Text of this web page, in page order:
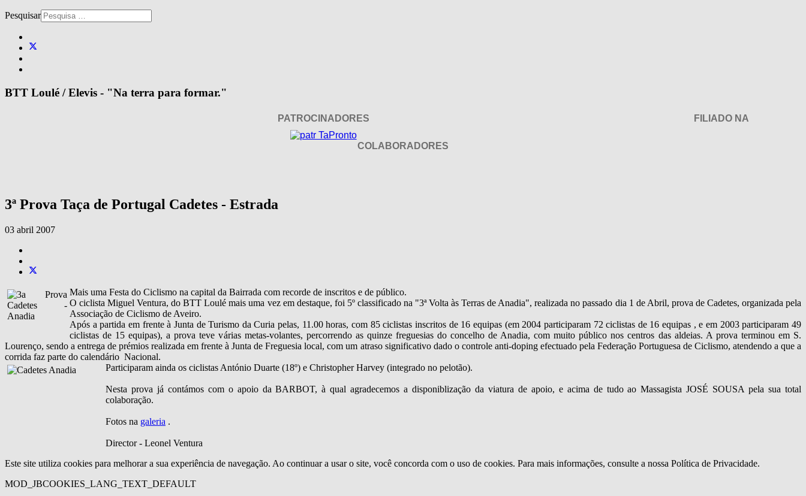
Pesquisar
BTT Loulé / Elevis - "Na terra para formar."
PATROCINADORES FILIADO NA
COLABORADORES
3ª Prova Taça de Portugal Cadetes - Estrada
03 abril 2007
Mais uma Festa do Ciclismo na capital da Bairrada com recorde de inscritos e de público.
O ciclista Miguel Ventura, do BTT Loulé mais uma vez em destaque, foi 5º classificado na "3ª Volta às Terras de Anadia", realizada no passado dia 1 de Abril, prova de Cadetes, organizada pela
Associação de Ciclismo de Aveiro.
Após a partida em frente à Junta de Turismo da Curia pelas, 11.00 horas, com 85 ciclistas inscritos de 16 equipas (em 2004 participaram 72 ciclistas de 16 equipas , e em 2003 participaram 49
ciclistas de 15 equipas), a prova teve várias metas-volantes, percorrendo as quinze freguesias do concelho de Anadia, com muito público nos centros das aldeias. A prova terminou em S.
Lourenço, sendo a entrega de prémios realizada em frente à Junta de Freguesia local, com um atraso significativo dado o controle anti-doping efectuado pela Federação Portuguesa de Ciclismo, atendendo a que a
corrida faz parte do calendário Nacional.
Participaram ainda os ciclistas António Duarte (18º) e Christopher Harvey (integrado no pelotão).
Nesta prova já contámos com o apoio da BARBOT, à qual agradecemos a disponiblização da viatura de apoio, e acima de tudo ao Massagista JOSÉ SOUSA pela sua total
colaboração.
Fotos na galeria .
Director - Leonel Ventura
Este site utiliza cookies para melhorar a sua experiência de navegação. Ao continuar a usar o site, você concorda com o uso de cookies. Para mais informações, consulte a nossa Política de Privacidade.
MOD_JBCOOKIES_LANG_TEXT_DEFAULT